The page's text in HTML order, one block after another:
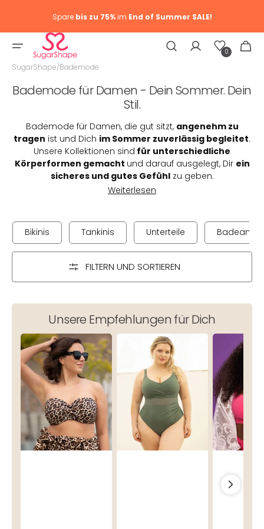
Sparebis zu 75%im End of Summer SALE!
Wunschliste
0 0
SugarShape/Bademode
Bademode für Damen - Dein Sommer. Dein
Stil.
Bademode für Damen, die gut sitzt, angenehm zu
tragen ist und Dich im Sommer zuverlässig begleitet.
Unsere Kollektionen sind für unterschiedliche
Körperformen gemacht und darauf ausgelegt, Dir ein
sicheres und gutes Gefühlzu geben.
Weiterlesen
Bikinis Tankinis Unterteile
FILTERN UND SORTIEREN
Unsere Empfehlungen für Dich
Multiway-
Bikini-
Top
Monaco
Loop
Wild
Badeanzug
Valencia
Schalen-
Bikini-
Top
Valencia
Chic
Flamingo